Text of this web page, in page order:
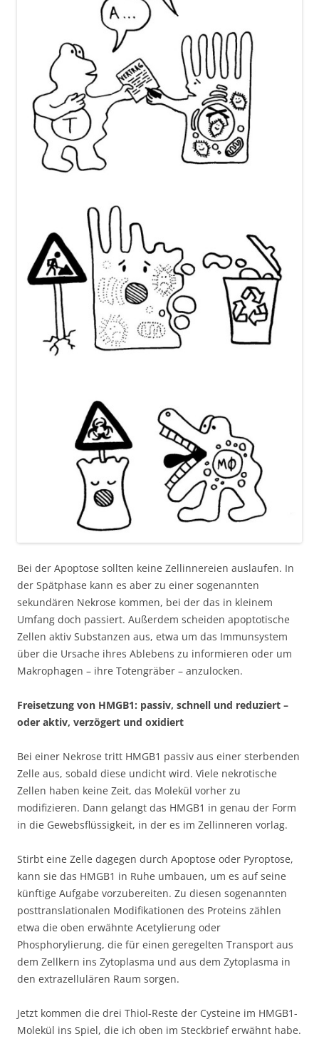
Bei der Apoptose sollten keine Zellinnereien auslaufen. In
der Spätphase kann es aber zu einer sogenannten
sekundären Nekrose kommen, bei der das in kleinem
Umfang doch passiert. Außerdem scheiden apoptotische
Zellen aktiv Substanzen aus, etwa um das Immunsystem
über die Ursache ihres Ablebens zu informieren oder um
Makrophagen – ihre Totengräber – anzulocken.
Freisetzung von HMGB1: passiv, schnell und reduziert –
oder aktiv, verzögert und oxidiert
Bei einer Nekrose tritt HMGB1 passiv aus einer sterbenden
Zelle aus, sobald diese undicht wird. Viele nekrotische
Zellen haben keine Zeit, das Molekül vorher zu
modifizieren. Dann gelangt das HMGB1 in genau der Form
in die Gewebsflüssigkeit, in der es im Zellinneren vorlag.
Stirbt eine Zelle dagegen durch Apoptose oder Pyroptose,
kann sie das HMGB1 in Ruhe umbauen, um es auf seine
künftige Aufgabe vorzubereiten. Zu diesen sogenannten
posttranslationalen Modifikationen des Proteins zählen
etwa die oben erwähnte Acetylierung oder
Phosphorylierung, die für einen geregelten Transport aus
dem Zellkern ins Zytoplasma und aus dem Zytoplasma in
den extrazellulären Raum sorgen.
Jetzt kommen die drei Thiol-Reste der Cysteine im HMGB1-
Molekül ins Spiel, die ich oben im Steckbrief erwähnt habe.